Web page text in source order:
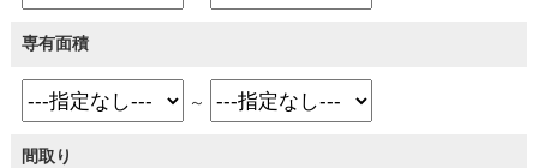
専有面積
～
間取り